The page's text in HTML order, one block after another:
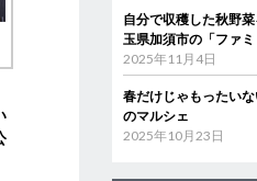
自分で収穫した秋野
玉県加須市の「ファ
2025年11月4日
春だけじゃもったい
のマルシェ
2025年10月23日